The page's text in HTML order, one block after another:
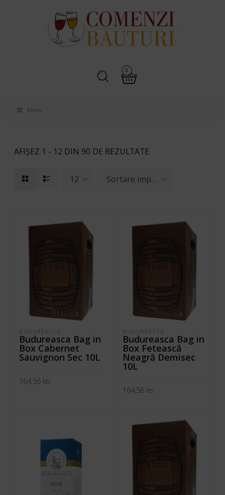
0
Menu
AFIȘEZ 1 - 12 DIN 90 DE REZULTATE
12 Sortare implicită
BUDUREASCA
Budureasca Bag in
Box Cabernet
Sauvignon Sec 10L
164,56 lei
BUDUREASCA
Budureasca Bag in
Box Fetească
Neagră Demisec
10L
164,56 lei